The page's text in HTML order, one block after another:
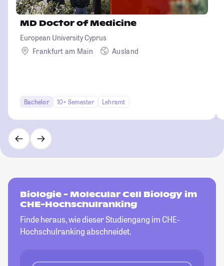
MD Doctor of Medicine
European University Cyprus
Frankfurt am Main
Ausland
Bachelor 10+ Semester Lehramt
Biologie - Molecular Cell Biology im
CHE-Hochschulranking
Finde heraus, wie dieser Studiengang im CHE-
Hochschulranking abschneidet.